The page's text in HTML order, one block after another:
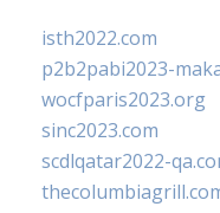
isth2022.com
p2b2pabi2023-
wocfparis2023.org
sinc2023.com
scdlqatar2022-